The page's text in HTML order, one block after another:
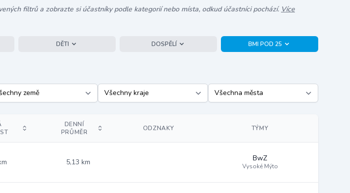
filtrů a zobrazte si účastníky podle kategorií nebo místa, odkud účastníci pochází. Více
DĚTI DOSPĚLÍ BMI POD 25
DENNÍ
PRŮMĚR
ODZNAKY TÝMY
5,13 km BwZ
Vysoké Mýto